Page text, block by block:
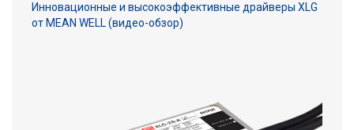
Инновационные и высокоэффективные драйверы XLG
от MEAN WELL (видео-обзор)